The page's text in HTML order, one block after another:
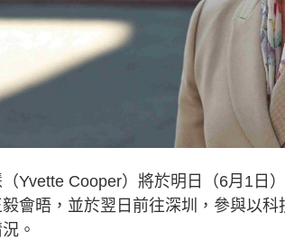
Yvette Cooper）將於明日（6月1日
會晤，並於翌日前往深圳，參與以
。